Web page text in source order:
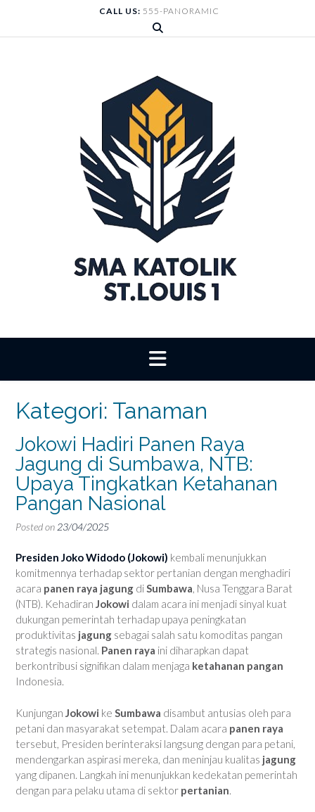
content
CALL US: 555-PANORAMIC
Kategori: Tanaman
Jokowi Hadiri Panen Raya
Jagung di Sumbawa, NTB:
Upaya Tingkatkan Ketahanan
Pangan Nasional
Posted on 23/04/2025
Presiden Joko Widodo (Jokowi) kembali menunjukkan
komitmennya terhadap sektor pertanian dengan menghadiri
acara panen raya jagung diSumbawa, Nusa Tenggara Barat
(NTB). Kehadiran Jokowi dalam acara ini menjadi sinyal kuat
dukungan pemerintah terhadap upaya peningkatan
produktivitas jagung sebagai salah satu komoditas pangan
strategis nasional. Panen raya ini diharapkan dapat
berkontribusi signifikan dalam menjaga ketahanan pangan
Indonesia.
Kunjungan Jokowi ke Sumbawa disambut antusias oleh para
petani dan masyarakat setempat. Dalam acara panen raya
tersebut, Presiden berinteraksi langsung dengan para petani,
mendengarkan aspirasi mereka, dan meninjau kualitas jagung
yang dipanen. Langkah ini menunjukkan kedekatan pemerintah
dengan para pelaku utama di sektor pertanian.